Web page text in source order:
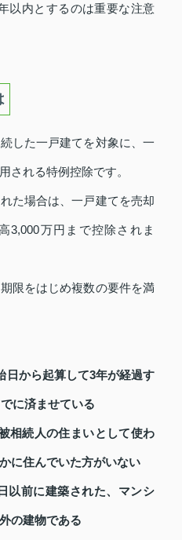
以内とするのは重要な注意
した一戸建てを対象に、一
される特例控除です。
た場合は、一戸建てを売却
3,000万円まで控除されま
限をはじめ複数の要件を満
日から起算して3年が経過す
に済ませている
相続人の住まいとして使わ
に住んでいた方がいない
以前に建築された、マンシ
の建物である